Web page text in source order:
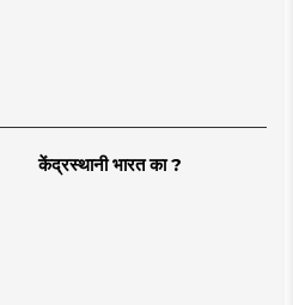
केंद्रस्थानी भारत का ?